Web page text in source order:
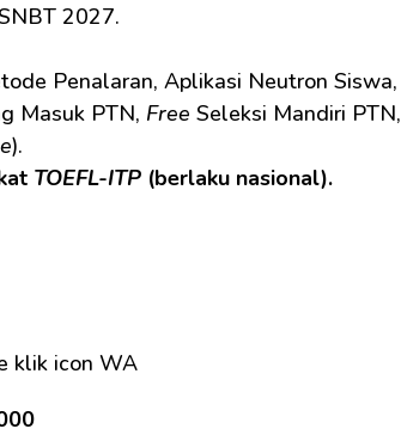
2027.
Penalaran, Aplikasi Neutron Siswa,
Masuk PTN, Free Seleksi Mandiri PTN,
).
TOEFL-ITP (berlaku nasional).
klik icon WA